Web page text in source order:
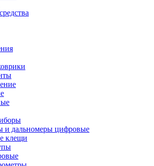
и дальномеры цифровые
клещи